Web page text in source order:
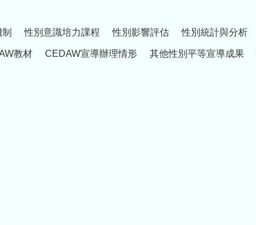
性別意識培力課程 性別影響評估 性別統計與分析
教材 CEDAW宣導辦理情形 其他性別平等宣導成果